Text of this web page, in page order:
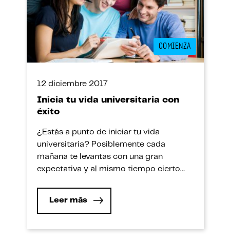
COMIENZA
12 diciembre 2017
Inicia tu vida universitaria con
éxito
¿Estás a punto de iniciar tu vida
universitaria? Posiblemente cada
mañana te levantas con una gran
expectativa y al mismo tiempo cierto
vida. No te preocupes: es normal que sea
una carrera representa un […]
Leer más